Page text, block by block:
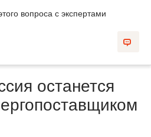
вопроса с экспертами
останется